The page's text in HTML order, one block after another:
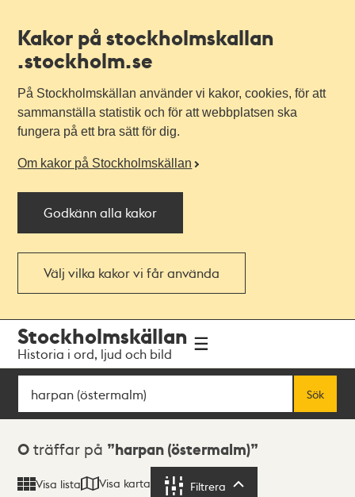
Kakor på stockholmskallan
.stockholm.se
På Stockholmskällan använder vi kakor, cookies, för att
sammanställa statistik och för att webbplatsen ska
fungera på ett bra sätt för dig.
Om kakor på Stockholmskällan
Godkänn alla kakor
Välj vilka kakor vi får använda
navigationen
huvudinnehållet
Stockholmskällan
Historia i ord, ljud och bild
Sök
Sök
Sökresultat
0 träffar på harpan (östermalm)
Visa lista Visa karta Filtrera